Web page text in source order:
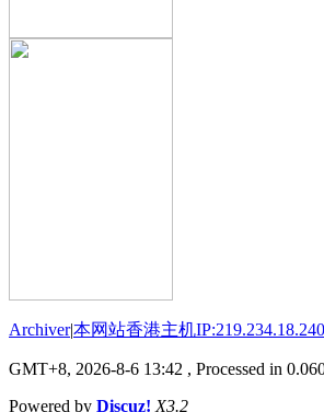
Archiver|本网站香港主机IP:219.234.18.240
GMT+8, 2026-8-6 13:42 , Processed in
Powered by Discuz! X3.2